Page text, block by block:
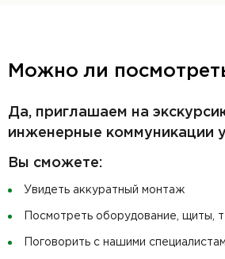
Можно ли
Да, приглашаем на
инженерные коммуникации
Вы сможете:
Увидеть аккуратный монтаж
Посмотреть оборудование, щиты,
Поговорить с нашими